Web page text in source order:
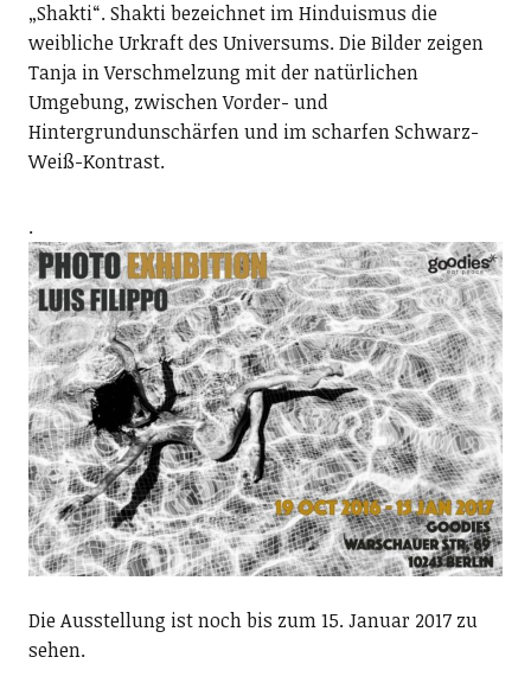
„Shakti“. Shakti bezeichnet im Hinduismus die
weibliche Urkraft des Universums. Die Bilder zeigen
Tanja in Verschmelzung mit der natürlichen
Umgebung, zwischen Vorder- und
Hintergrundunschärfen und im scharfen Schwarz-
Weiß-Kontrast.
.
Die Ausstellung ist noch bis zum 15. Januar 2017 zu
sehen.